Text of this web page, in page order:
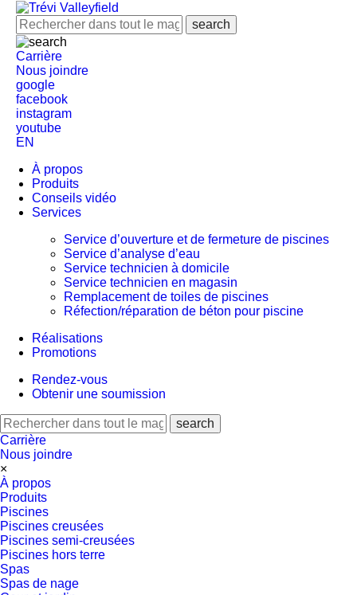
Carrière
Nous joindre
google
facebook
instagram
youtube
EN
À propos
Produits
Conseils vidéo
Services
Service d’ouverture et de fermeture de piscines
Service d’analyse d’eau
Service technicien à domicile
Service technicien en magasin
Remplacement de toiles de piscines
Réfection/réparation de béton pour piscine
Réalisations
Promotions
Rendez-vous
Obtenir une soumission
Carrière
Nous joindre
×
À propos
Produits
Piscines
Piscines creusées
Piscines semi-creusées
Piscines hors terre
Spas
Spas de nage